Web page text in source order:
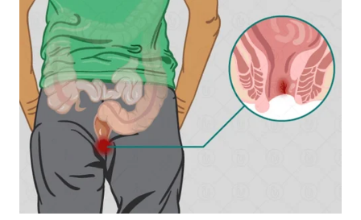
WN
BOROBUDUR
WN
MADURA
SURABAYA
WN
NATUNA